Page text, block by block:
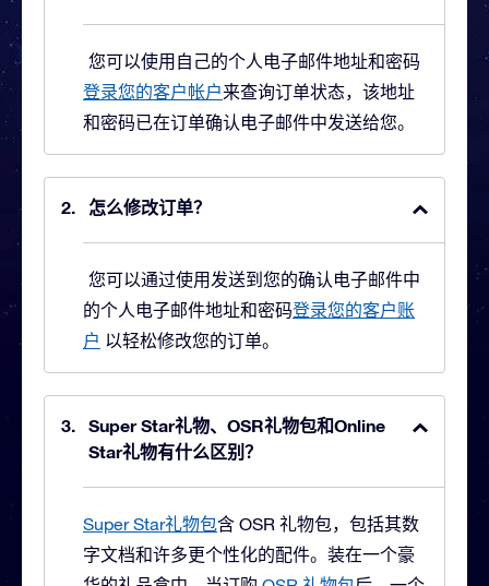
您可以使用自己的个人电子邮件地址和密码
登录您的客户帐户来查询订单状态，该地址
和密码已在订单确认电子邮件中发送给您。
怎么修改订单？
您可以通过使用发送到您的确认电子邮件中
的个人电子邮件地址和密码登录您的客户账
户 以轻松修改您的订单。
Super Star礼物、OSR礼物包和Online
Star礼物有什么区别？
Super Star礼物包含 OSR 礼物包，包括其数
字文档和许多更个性化的配件。装在一个豪